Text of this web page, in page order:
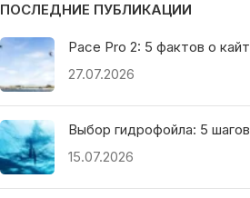
ПОСЛЕДНИЕ ПУБЛИКАЦИИ
Pace Pro 2: 5 фактов о
27.07.2026
Выбор гидрофойла: 5
15.07.2026